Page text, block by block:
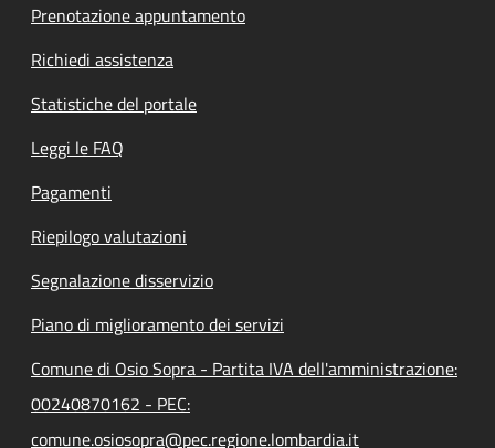
Prenotazione appuntamento
Richiedi assistenza
Statistiche del portale
Leggi le FAQ
Pagamenti
Riepilogo valutazioni
Segnalazione disservizio
Piano di miglioramento dei servizi
Comune di Osio Sopra - Partita IVA dell'amministrazione:
00240870162 - PEC:
comune.osiosopra@pec.regione.lombardia.it